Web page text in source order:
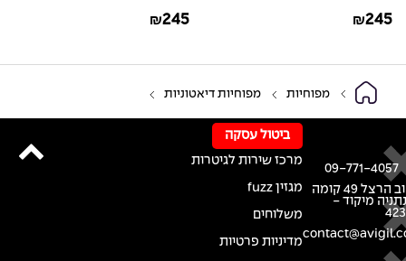
G Natural Minor
₪245
E Natural Minor
₪245
מפוחיות מפוחיות דיאטוניות
רחוב הרצל 49 קומה
מיקוד -
09-771-4057
ביטול עסקה
מרכז שירות לגיטרות
מגזין fuzz
משלוחים
מדיניות פרטיות